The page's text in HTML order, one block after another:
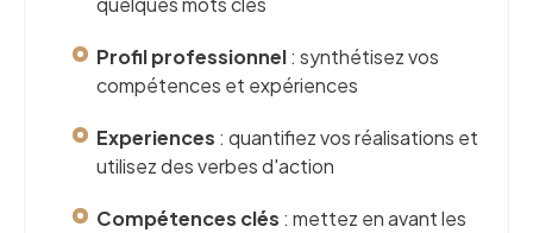
Profil professionnel: synthétisez vos
compétences et expériences
Experiences : quantifiez vos réalisations et
utilisez des verbes d'action
Compétences clés : mettez en avant les